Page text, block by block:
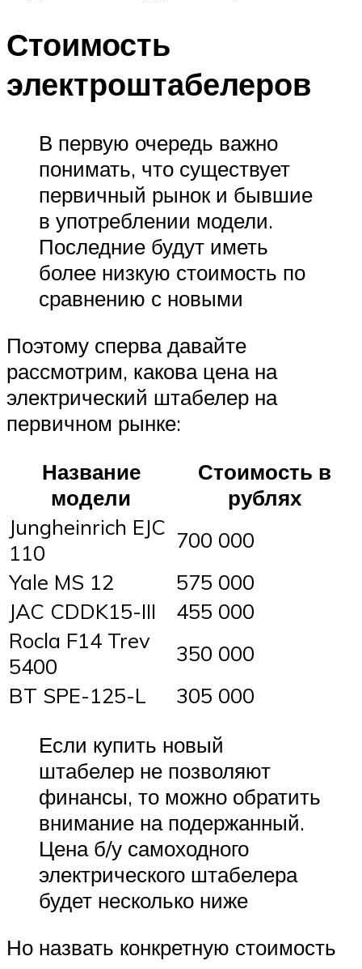
Стоимость
электроштабелеров
В первую очередь важно
понимать, что существует
первичный рынок и бывшие
в употреблении модели.
Последние будут иметь
более низкую стоимость по
сравнению с новыми
Поэтому сперва давайте
рассмотрим, какова цена на
электрический штабелер на
первичном рынке:
Название
модели
Стоимость в
рублях
Jungheinrich EJC
110
700 000
Yale MS 12
575 000
JAC CDDK15-III
455 000
Rocla F14 Trev
5400
350 000
BT SPE-125-L
305 000
Если купить новый
штабелер не позволяют
финансы, то можно обратить
внимание на подержанный.
Цена б/у самоходного
электрического штабелера
будет несколько ниже
Но назвать конкретную стоимость